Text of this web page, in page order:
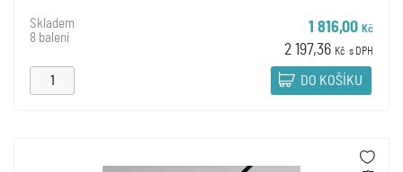
Skladem
8 balení
1 816,00 Kč
2 197,36 Kč s DPH
DO KOŠÍKU